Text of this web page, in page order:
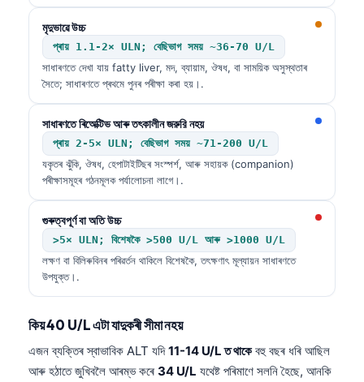
মৃদুভাৱে উচ্চ
প্ৰায় 1.1-2× ULN; বেছিভাগ সময় ~36-70 U/L
সাধাৰণতে দেখা যায় fatty liver, মদ, ব্যায়াম, ঔষধ, বা সাময়িক অসুস্থতাৰ
সৈতে; সাধাৰণতে প্ৰথমে পুনৰ পৰীক্ষা কৰা হয়।.
সাধাৰণতে ৰিঅেক্টিভ আৰু তৎকালীন জরুরি নহয়
প্ৰায় 2-5× ULN; বেছিভাগ সময় ~71-200 U/L
যকৃতৰ ঝুঁকি, ঔষধ, হেপাটাইটিছৰ সংস্পৰ্শ, আৰু সহায়ক (companion)
পৰীক্ষাসমূহৰ গঠনমূলক পৰ্যালোচনা লাগে।.
গুৰুত্বপূৰ্ণ বা অতি উচ্চ
>5× ULN; বিশেষকৈ >500 U/L আৰু >1000 U/L
লক্ষণ বা বিলিৰুবিনৰ পৰিৱর্তন থাকিলে বিশেষকৈ, তৎক্ষণাৎ মূল্যায়ন সাধাৰণতে
উপযুক্ত।.
কিয় 40 U/L এটা যাদুকৰী সীমা নহয়
এজন ব্যক্তিৰ স্বাভাবিক ALT যদি11-14 U/L ত থাকেবহু বছৰ ধৰি আছিল
আৰু হঠাতে জুখিবলৈ আৰম্ভ কৰে 34 U/L যথেষ্ট পৰিমাণে সলনি হৈছে, আনকি